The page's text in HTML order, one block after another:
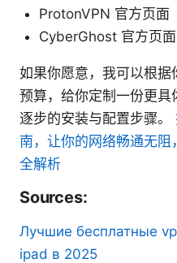
ProtonVPN 官方页面
CyberGhost 官方页面
如果你愿意，我可以根
预算，给你定制一份更
逐步的安装与配置步骤。
南，让你的网络畅通无
全解析
Sources:
Лучшие бесплатные
ipad в 2025